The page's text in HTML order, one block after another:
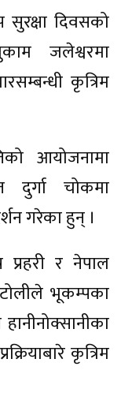
दिवसको
जलेश्वरमा
कृत्रिम
आयोजनामा
दुर्गा चोकमा
गरेका हुन् ।
प्रहरी र नेपाल
भूकम्पका
कृत्रिम